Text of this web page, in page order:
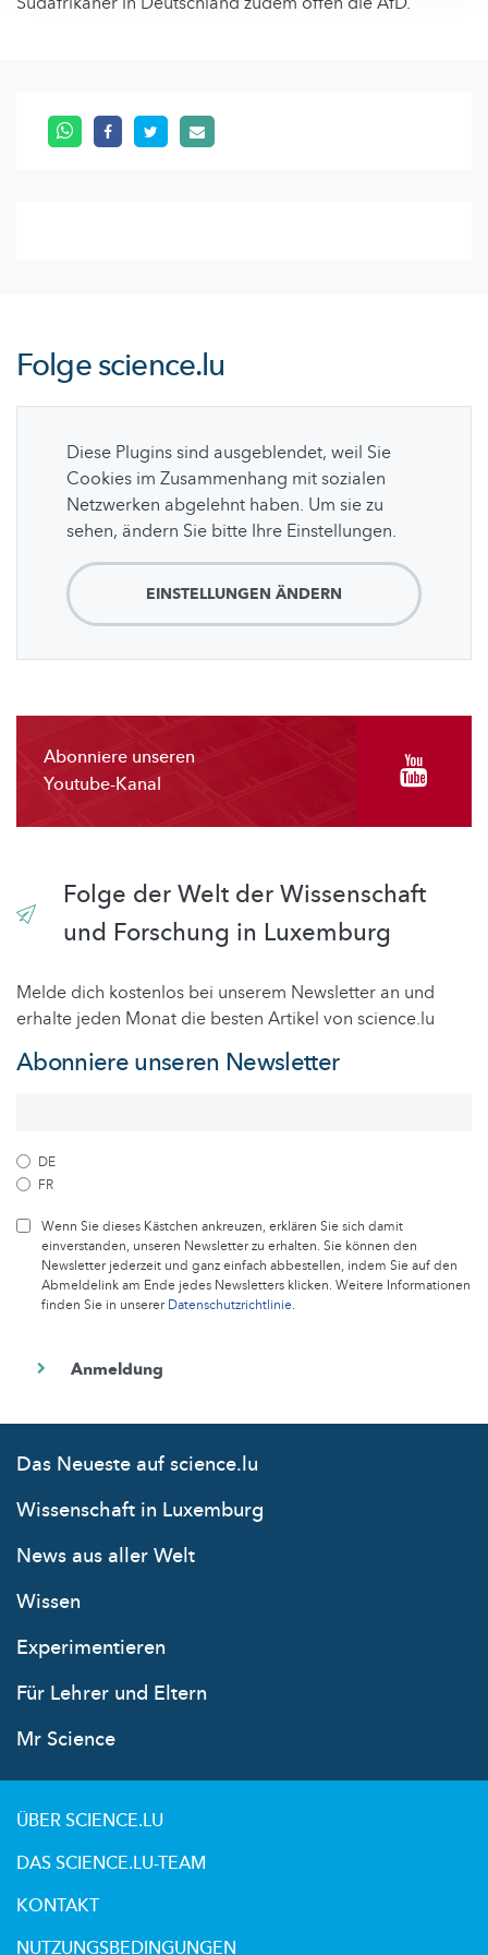
Folgescience.lu
Diese Plugins sind ausgeblendet, weil Sie
Cookies im Zusammenhang mit sozialen
Netzwerken abgelehnt haben. Um sie zu
sehen, ändern Sie bitte Ihre Einstellungen.
EINSTELLUNGEN ÄNDERN
Abonniere unseren
Youtube-Kanal
Folge der Welt der Wissenschaft
und Forschung in Luxemburg
Melde dich kostenlos bei unserem Newsletter an und
erhalte jeden Monat die besten Artikel von science.lu
Abonniere unseren Newsletter
DE
FR
Wenn Sie dieses Kästchen ankreuzen, erklären Sie sich damit
einverstanden, unseren Newsletter zu erhalten. Sie können den
Newsletter jederzeit und ganz einfach abbestellen, indem Sie auf den
Abmeldelink am Ende jedes Newsletters klicken. Weitere Informationen
finden Sie in unsererDatenschutzrichtlinie.
Das Neueste auf science.lu
Wissenschaft in Luxemburg
News aus aller Welt
Wissen
Experimentieren
Für Lehrer und Eltern
Mr Science
ÜBER SCIENCE.LU
DAS SCIENCE.LU-TEAM
KONTAKT
NUTZUNGSBEDINGUNGEN